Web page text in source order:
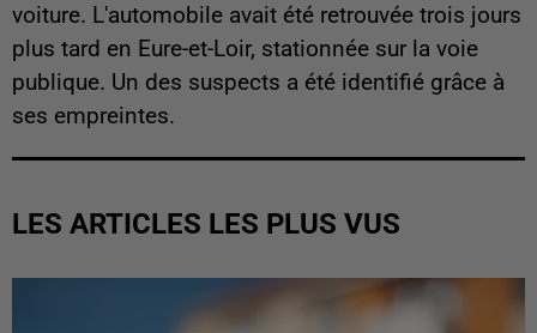
voiture. L'automobile avait été retrouvée trois jours
plus tard en Eure-et-Loir, stationnée sur la voie
publique. Un des suspects a été identifié grâce à
ses empreintes.
LES ARTICLES LES PLUS VUS